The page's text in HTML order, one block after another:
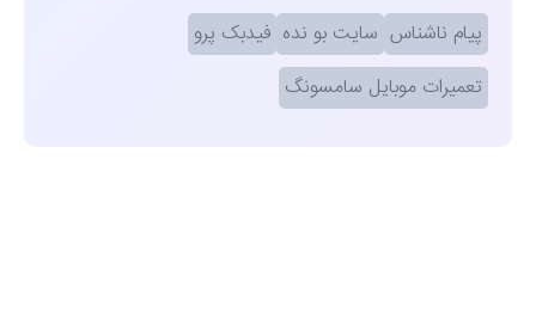
پیام ناشناس سایت بو نده فیدبک پرو
تعمیرات موبایل سامسونگ